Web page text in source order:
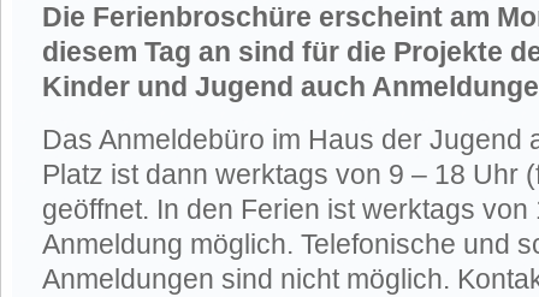
Die Ferienbroschüre erscheint am
diesem Tag an sind für die Projekte
Kinder und Jugend auch
Das Anmeldebüro im Haus der Jugend
Platz ist dann werktags von 9 – 18 Uhr
geöffnet. In den Ferien ist werktags
Anmeldung möglich. Telefonische und
Anmeldungen sind nicht möglich.